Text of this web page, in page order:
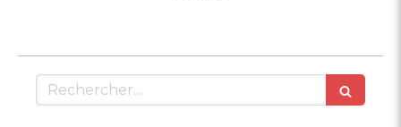
Rechercher